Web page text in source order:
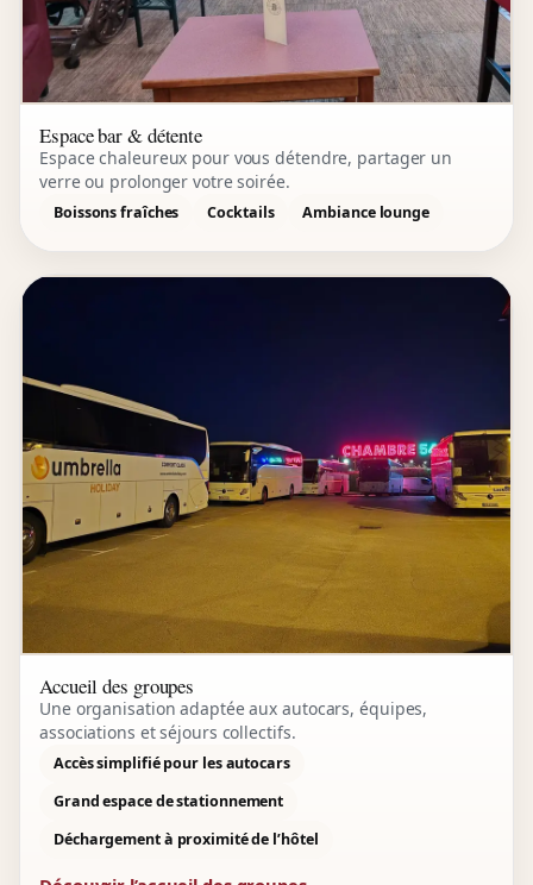
Espace bar & détente
Espace chaleureux pour vous détendre, partager un
verre ou prolonger votre soirée.
Boissons fraîches Cocktails Ambiance lounge
Accueil des groupes
Une organisation adaptée aux autocars, équipes,
associations et séjours collectifs.
Accès simplifié pour les autocars
Grand espace de stationnement
Déchargement à proximité de l’hôtel